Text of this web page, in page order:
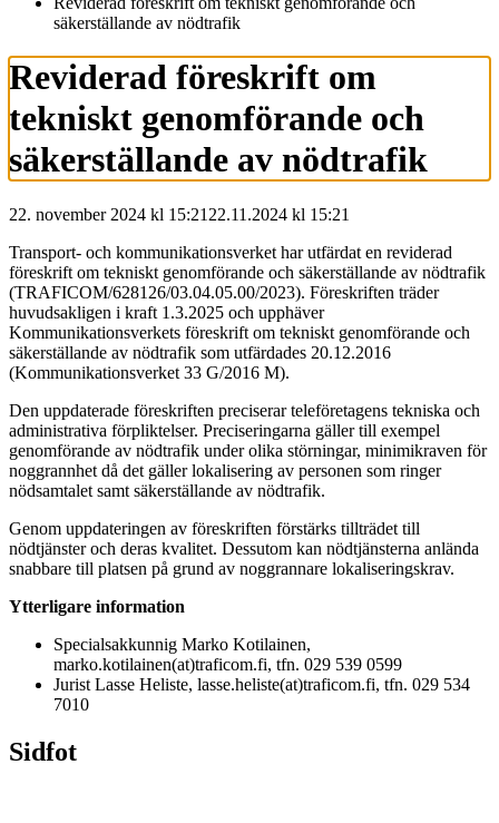
säkerställande av nödtrafik
Reviderad föreskrift om
tekniskt genomförande och
säkerställande av nödtrafik
22. november 2024 kl 15:21 22.11.2024 kl 15:21
Transport- och kommunikationsverket har utfärdat en reviderad
föreskrift om tekniskt genomförande och säkerställande av nödtrafik
(TRAFICOM/628126/03.04.05.00/2023). Föreskriften träder
huvudsakligen i kraft 1.3.2025 och upphäver
Kommunikationsverkets föreskrift om tekniskt genomförande och
säkerställande av nödtrafik som utfärdades 20.12.2016
(Kommunikationsverket 33 G/2016 M).
Den uppdaterade föreskriften preciserar teleföretagens tekniska och
administrativa förpliktelser. Preciseringarna gäller till exempel
genomförande av nödtrafik under olika störningar, minimikraven för
noggrannhet då det gäller lokalisering av personen som ringer
nödsamtalet samt säkerställande av nödtrafik.
Genom uppdateringen av föreskriften förstärks tillträdet till
nödtjänster och deras kvalitet. Dessutom kan nödtjänsterna anlända
snabbare till platsen på grund av noggrannare lokaliseringskrav.
Ytterligare information
Specialsakkunnig Marko Kotilainen,
marko.kotilainen(at)traficom.fi, tfn. 029 539 0599
Jurist Lasse Heliste, lasse.heliste(at)traficom.fi, tfn. 029 534
7010
Sidfot